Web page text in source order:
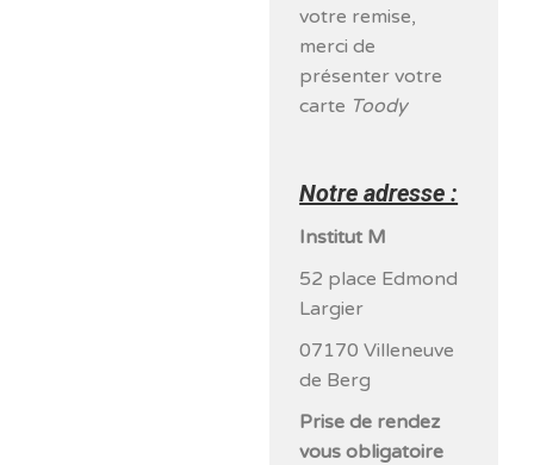
votre remise,
merci de
présenter votre
carte Toody
Notre adresse :
Institut M
52 place Edmond
Largier
07170 Villeneuve
de Berg
Prise de rendez
vous obligatoire